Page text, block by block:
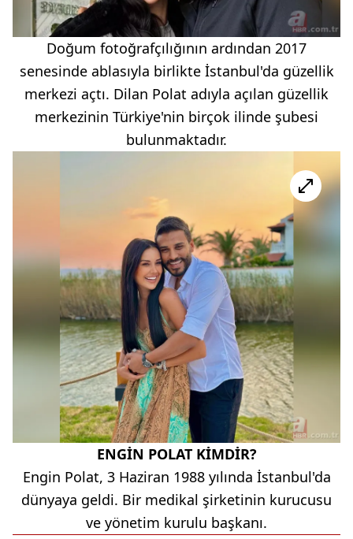
Doğum fotoğrafçılığının ardından 2017
senesinde ablasıyla birlikte İstanbul'da güzellik
merkezi açtı. Dilan Polat adıyla açılan güzellik
merkezinin Türkiye'nin birçok ilinde şubesi
bulunmaktadır.
ENGİN POLAT KİMDİR?
Engin Polat, 3 Haziran 1988 yılında İstanbul'da
dünyaya geldi. Bir medikal şirketinin kurucusu
ve yönetim kurulu başkanı.